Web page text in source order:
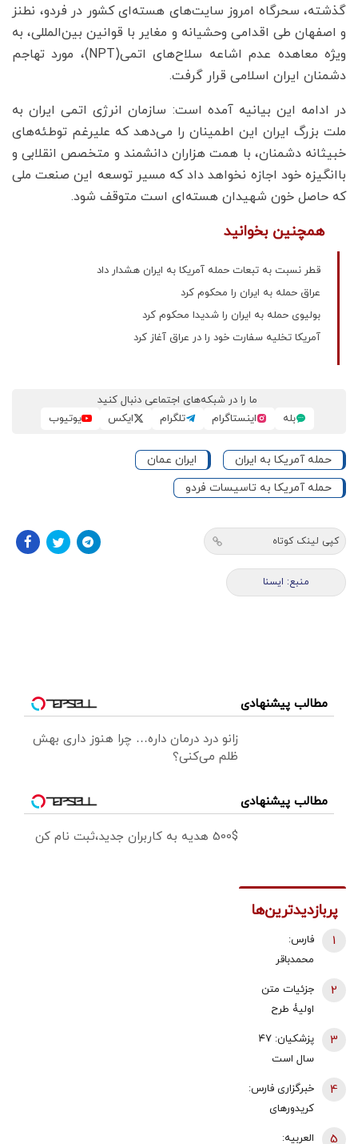
گذشته، سحرگاه امروز سایت‌های هسته‌ای کشور در فردو، نطنز
و اصفهان طی اقدامی وحشیانه و مغایر با قوانین بین‌المللی، به
ویژه معاهده عدم اشاعه سلاح‌های اتمی(NPT)، مورد تهاجم
دشمنان ایران اسلامی قرار گرفت.
در ادامه این بیانیه آمده است: سازمان انرژی اتمی ایران به
ملت بزرگ ایران این اطمینان را می‌دهد که علیرغم توطئه‌های
خبیثانه دشمنان، با همت هزاران دانشمند و متخصص انقلابی و
باانگیزه خود اجازه‌ نخواهد داد که مسیر توسعه این صنعت ملی
که حاصل خون شهیدان هسته‌ای است متوقف شود.
همچنین بخوانید
قطر نسبت به تبعات حمله آمریکا به ایران هشدار داد
عراق حمله به ایران را محکوم کرد
بولیوی حمله به ایران را شدیدا محکوم کرد
آمریکا تخلیه سفارت خود را در عراق آغاز کرد
ما را در شبکه‌های اجتماعی دنبال کنید
بله
اینستاگرام تلگرام ایکس یوتیوب
حمله آمریکا به ایران
ایران عمان
حمله آمریکا به تاسیسات فردو
کپی لینک کوتاه
منبع: ايسنا
مطالب پیشنهادی
زانو درد درمان داره… چرا هنوز داری بهش
ظلم می‌کنی؟
مطالب پیشنهادی
500$ هدیه به کاربران جدید،ثبت نام کن
پربازدیدترین‌ها
فارس:
محمدباقر
داد/ محسن
رضایی دبیر
شورای عالی
امنیت ملی شد
1
جزئیات متن
اولیۀ طرح
مدیریت تنگه
هرمز منتشر
شد
2
پزشکیان: ۴۷
سال است
می‌خواهیم
درست کار
کنیم، می‌گویند
الان وقتش
3
خبرگزاری فارس:
کریدورهای
4
العربیه: 5